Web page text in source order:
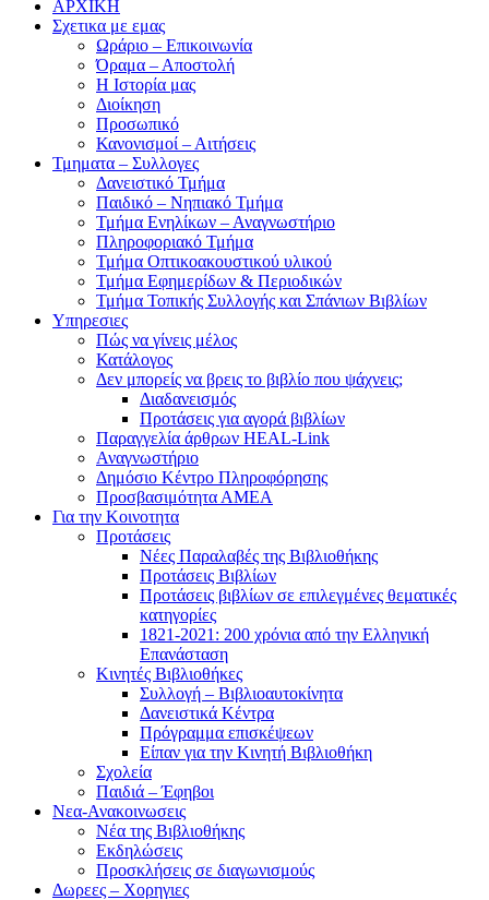
ΑΡΧΙΚΗ
Σχετικα με εμας
Ωράριο – Επικοινωνία
Όραμα – Αποστολή
Η Ιστορία μας
Διοίκηση
Προσωπικό
Κανονισμοί – Αιτήσεις
Τμηματα – Συλλογες
Δανειστικό Τμήμα
Παιδικό – Νηπιακό Τμήμα
Τμήμα Ενηλίκων – Αναγνωστήριο
Πληροφοριακό Τμήμα
Τμήμα Οπτικοακουστικού υλικού
Τμήμα Εφημερίδων & Περιοδικών
Τμήμα Τοπικής Συλλογής και Σπάνιων Βιβλίων
Υπηρεσιες
Πώς να γίνεις μέλος
Κατάλογος
Δεν μπορείς να βρεις το βιβλίο που ψάχνεις;
Διαδανεισμός
Προτάσεις για αγορά βιβλίων
Παραγγελία άρθρων HEAL-Link
Αναγνωστήριο
Δημόσιο Κέντρο Πληροφόρησης
Προσβασιμότητα ΑΜΕΑ
Για την Κοινοτητα
Προτάσεις
Νέες Παραλαβές της Βιβλιοθήκης
Προτάσεις Βιβλίων
Προτάσεις βιβλίων σε επιλεγμένες θεματικές
κατηγορίες
1821-2021: 200 χρόνια από την Ελληνική
Επανάσταση
Κινητές Βιβλιοθήκες
Συλλογή – Βιβλιοαυτοκίνητα
Δανειστικά Κέντρα
Πρόγραμμα επισκέψεων
Είπαν για την Κινητή Βιβλιοθήκη
Σχολεία
Παιδιά – Έφηβοι
Νεα-Ανακοινωσεις
Νέα της Βιβλιοθήκης
Εκδηλώσεις
Προσκλήσεις σε διαγωνισμούς
Δωρεες – Χορηγιες